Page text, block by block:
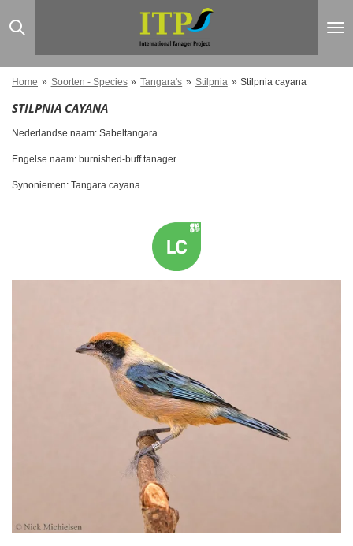
direct
de
hoofdinhoud
Home » Soorten - Species » Tangara's » Stilpnia » Stilpnia cayana
STILPNIA CAYANA
Nederlandse naam: Sabeltangara
Engelse naam: burnished-buff tanager
Synoniemen: Tangara cayana